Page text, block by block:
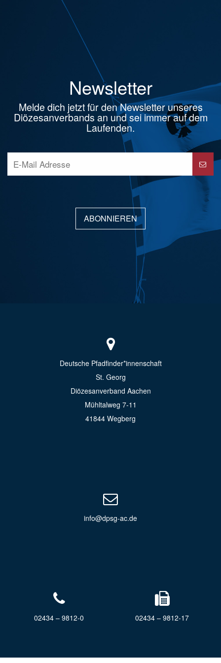
Newsletter
Melde dich jetzt für den Newsletter unseres
Diözesanverbands an und sei immer auf dem
Laufenden.
ABONNIEREN
Deutsche Pfadfinder*innenschaft
St. Georg
Diözesanverband Aachen
Mühltalweg 7-11
41844 Wegberg
info@dpsg-ac.de
02434 – 9812-0 02434 – 9812-17